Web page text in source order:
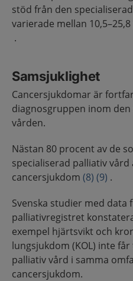
stöd från den
varierade mellan
.
Samsjuklighet
Cancersjukdomar är
diagnosgruppen inom
vården.
Nästan 80 procent av de
specialiserad palliativ vård
cancersjukdom (8) (9) .
Svenska studier med data
palliativregistret
exempel hjärtsvikt och
lungsjukdom (KOL) inte
palliativ vård i samma
cancersjukdom.